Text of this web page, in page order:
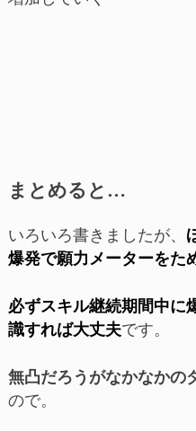
まとめると…
いろいろ書きましたが、
爆発で願力メーターをた
必ずスキル継続期間中に
識すれば大丈夫です。
無凸だろうがなかなかの
ので。